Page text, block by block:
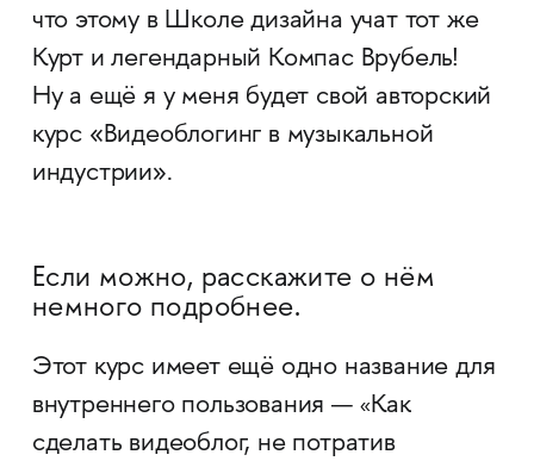
что этому в Школе дизайна учат тот же
Курт и легендарный Компас Врубель!
Ну а ещё я у меня будет свой авторский
курс «Видеоблогинг в музыкальной
индустрии».
Если можно, расскажите о нём
немного подробнее.
Этот курс имеет ещё одно название для
внутреннего пользования — «Как
сделать видеоблог, не потратив